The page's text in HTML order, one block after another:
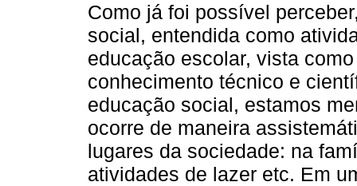
Como já foi possível
social, entendida como
educação escolar, vista
conhecimento técnico e
educação social, estamos
ocorre de maneira
lugares da sociedade: na
atividades de lazer etc. Em